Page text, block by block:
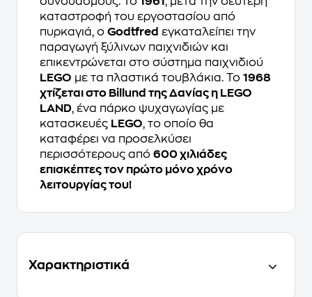
καταστροφή του εργοστασίου από
πυρκαγιά, ο Godtfred εγκαταλείπει την
παραγωγή ξύλινων παιχνιδιών και
επικεντρώνεται στο σύστημα παιχνιδιού
LEGO με τα πλαστικά τουβλάκια. Το 1968
χτίζεται στο Billund της Δανίας η LEGO
LAND, ένα πάρκο ψυχαγωγίας με
κατασκευές LEGO, το οποίο θα
καταφέρει να προσελκύσει
περισσότερους από 600 χιλιάδες
επισκέπτες τον πρώτο μόνο χρόνο
λειτουργίας του!
Χαρακτηριστικά